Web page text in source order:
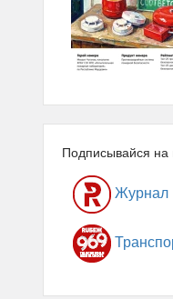
Подписывайся